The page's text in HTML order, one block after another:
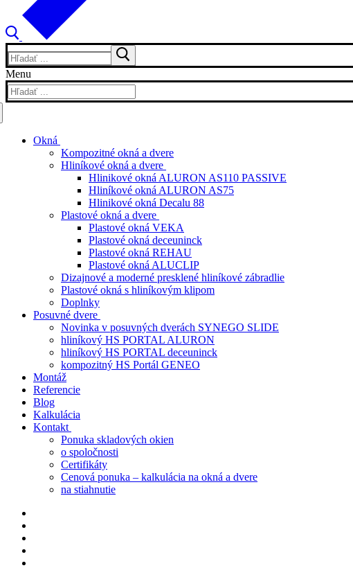
Hľadať:
Menu
Hľadať:
Okná
Kompozitné okná a dvere
Hliníkové okná a dvere
Hlinikové okná ALURON AS110 PASSIVE
Hliníkové okná ALURON AS75
Hlinikové okná Decalu 88
Plastové okná a dvere
Plastové okná VEKA
Plastové okná deceuninck
Plastové okná REHAU
Plastové okná ALUCLIP
Dizajnové a moderné presklené hliníkové zábradlie
Plastové okná s hliníkovým klipom
Doplnky
Posuvné dvere
Novinka v posuvných dverách SYNEGO SLIDE
hliníkový HS PORTAL ALURON
hliníkový HS PORTAL deceuninck
kompozitný HS Portál GENEO
Montáž
Referencie
Blog
Kalkulácia
Kontakt
Ponuka skladových okien
o spoločnosti
Certifikáty
Cenová ponuka – kalkulácia na okná a dvere
na stiahnutie